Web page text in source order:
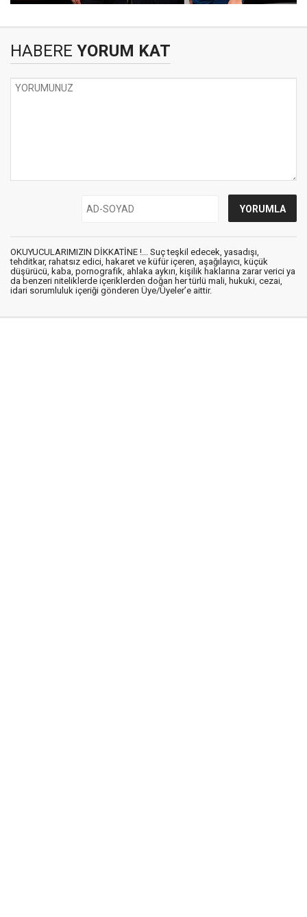
HABERE YORUM KAT
OKUYUCULARIMIZIN DİKKATİNE !... Suç teşkil edecek, yasadışı,
tehditkar, rahatsız edici, hakaret ve küfür içeren, aşağılayıcı, küçük
düşürücü, kaba, pornografik, ahlaka aykırı, kişilik haklarına zarar verici ya
da benzeri niteliklerde içeriklerden doğan her türlü mali, hukuki, cezai,
idari sorumluluk içeriği gönderen Üye/Üyeler’e aittir.